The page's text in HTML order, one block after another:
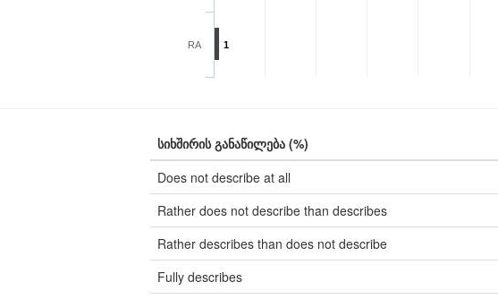
1
RA
სიხშირის განაწილება (%)
Does not describe at all
Rather does not describe than describes
Rather describes than does not describe
Fully describes